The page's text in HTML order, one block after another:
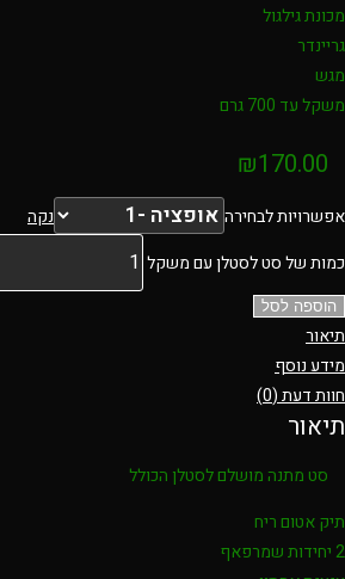
מכונת גילגול
גריינדר
מגש
משקל עד 700 גרם
₪170.00
אפשרויות לבחירה
נקה
כמות של סט לסטלן עם משקל
הוספה לסל
תיאור
מידע נוסף
חוות דעת (0)
תיאור
סט מתנה מושלם לסטלן הכולל
תיק אטום ריח
2 יחידות שמרפאף